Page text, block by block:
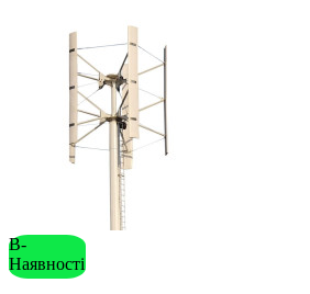
В-
Наявності